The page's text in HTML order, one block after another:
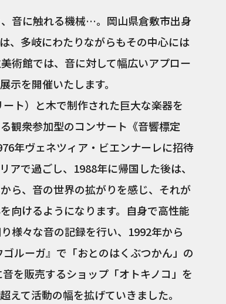
音に触れる機械…。岡山県倉敷市出身
、多岐にわたりながらもその中心には
術館では、音に対して幅広いアプロー
示を開催いたします。
ト）と木で制作された巨大な楽器を
観衆参加型のコンサート《音響標定
年ヴェネツィア・ビエンナーレに招待
アで過ごし、1988年に帰国した後は、
ら、音の世界の拡がりを感じ、それが
向けるようになります。自身で高性能
様々な音の記録を行い、1992年から
ルーガ』で「おとのはくぶつかん」の
を販売するショップ「オトキノコ」を
えて活動の幅を拡げていきました。